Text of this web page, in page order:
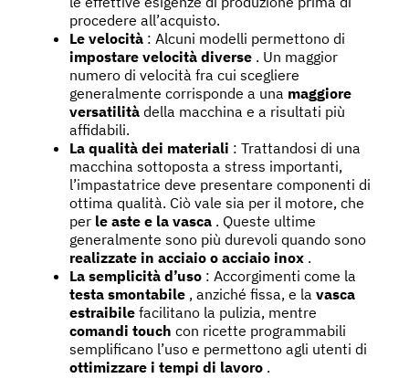
procedere all’acquisto.
Le velocità : Alcuni modelli permettono di
impostare velocità diverse . Un maggior
numero di velocità fra cui scegliere
generalmente corrisponde a una maggiore
versatilità della macchina e a risultati più
affidabili.
La qualità dei materiali : Trattandosi di una
macchina sottoposta a stress importanti,
l’impastatrice deve presentare componenti di
ottima qualità. Ciò vale sia per il motore, che
per le aste e la vasca . Queste ultime
generalmente sono più durevoli quando sono
realizzate in acciaio o acciaio inox .
La semplicità d’uso : Accorgimenti come la
testa smontabile , anziché fissa, e la vasca
estraibile facilitano la pulizia, mentre
comandi touch con ricette programmabili
semplificano l’uso e permettono agli utenti di
ottimizzare i tempi di lavoro .